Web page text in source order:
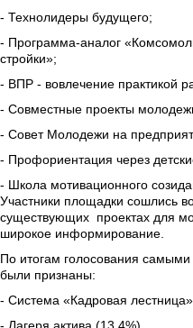
- Технолидеры будущего;
- Программа-аналог
стройки»;
- ВПР - вовлечение практикой
- Совместные проекты
- Совет Молодежи на
- Профориентация через
- Школа мотивационного
Участники площадки сошлись
существующих  проектах для
широкое информирование.
По итогам голосования
были признаны:
- Система «Кадровая
- Лагеря актива (13,4%)